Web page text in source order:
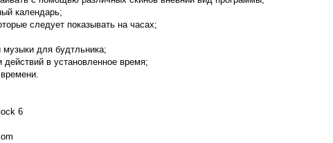
календарь;
следует показывать на часах;
музыки для будтльника;
в установленное время;
6